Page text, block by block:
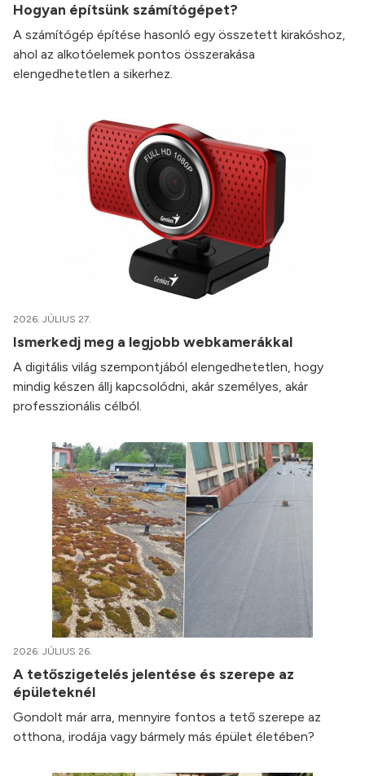
Hogyan építsünk számítógépet?
A számítógép építése hasonló egy összetett kirakóshoz,
ahol az alkotóelemek pontos összerakása
elengedhetetlen a sikerhez.
2026. JÚLIUS 27.
Ismerkedj meg a legjobb webkamerákkal
A digitális világ szempontjából elengedhetetlen, hogy
mindig készen állj kapcsolódni, akár személyes, akár
professzionális célból.
2026. JÚLIUS 26.
A tetőszigetelés jelentése és szerepe az
épületeknél
Gondolt már arra, mennyire fontos a tető szerepe az
otthona, irodája vagy bármely más épület életében?